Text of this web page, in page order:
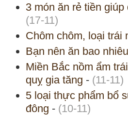
3 món ăn rẻ tiền
(17-11)
Chôm chôm, loại trái
Bạn nên ăn bao
Miền Bắc nồm ẩm
quỵ gia tăng - (11-11)
5 loại thực phẩm bổ
đông - (10-11)